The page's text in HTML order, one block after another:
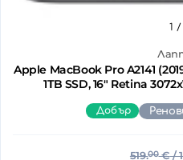
Apple MacBook Pro A2141
1TB SSD, 16" Retina
1 /
Добър
519.00€/